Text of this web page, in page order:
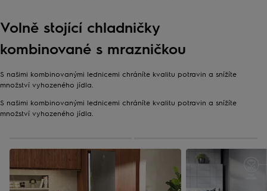
Volně stojící chladničky
kombinované s mrazničkou
S našimi kombinovanými lednicemi chráníte kvalitu potravin a snížíte
množství vyhozeného jídla.
S našimi kombinovanými lednicemi chráníte kvalitu potravin a snížíte
množství vyhozeného jídla.